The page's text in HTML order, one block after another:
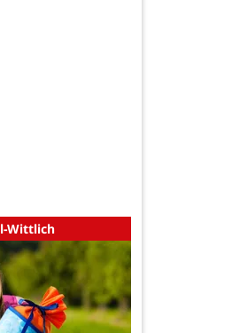
Wittlich